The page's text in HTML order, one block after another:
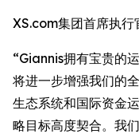
XS.com集团首席执
“Giannis拥有宝贵的
将进一步增强我们的
生态系统和国际资金
略目标高度契合。我